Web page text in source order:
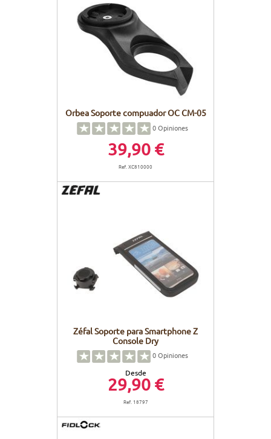
Orbea Soporte compuador OC CM-05
0Opiniones
39,90 €
Ref. XC810000
Zéfal Soporte para Smartphone Z
Console Dry
0Opiniones
Desde
29,90 €
Ref. 18797